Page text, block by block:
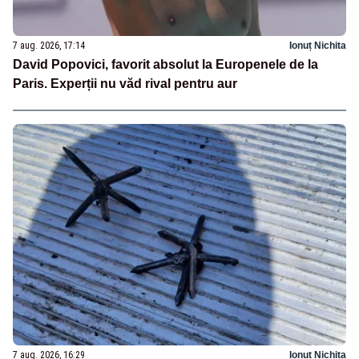
7 aug. 2026, 17:14 Ionuț Nichita
David Popovici, favorit absolut la Europenele de la
Paris. Experții nu văd rival pentru aur
7 aug. 2026, 16:29 Ionuț Nichita